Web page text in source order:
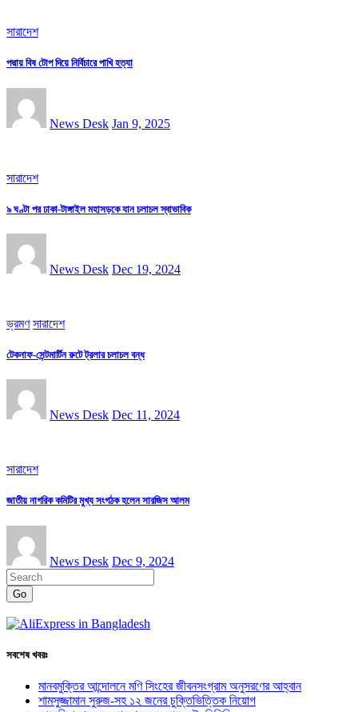
সারাদেশ
পদ্মায় বিষ টোপ দিয়ে নির্বিচারে পাখি হত্যা
News Desk Jan 9, 2025
সারাদেশ
৯ ঘণ্টা পর ঢাকা-টাঙ্গাইল মহাসড়কে যান চলাচল স্বাভাবিক
News Desk Dec 19, 2024
ভ্রমণ সারাদেশ
টেকনাফ-সেন্টমার্টিন রুটে ট্রলার চলাচল বন্ধ
News Desk Dec 11, 2024
সারাদেশ
জাতীয় নাগরিক কমিটির মুখ্য সংগঠক হলেন সারজিস আলম
News Desk Dec 9, 2024
Go
সবশেষ খবরঃ
মানবমুক্তির আন্দোলনে মণি সিংহের জীবনসংগ্রাম অনুসরণের আহ্বান
শামসুজ্জামান সুরুজ-সহ ১২ জনের চুক্তিভিত্তিক নিয়োগ